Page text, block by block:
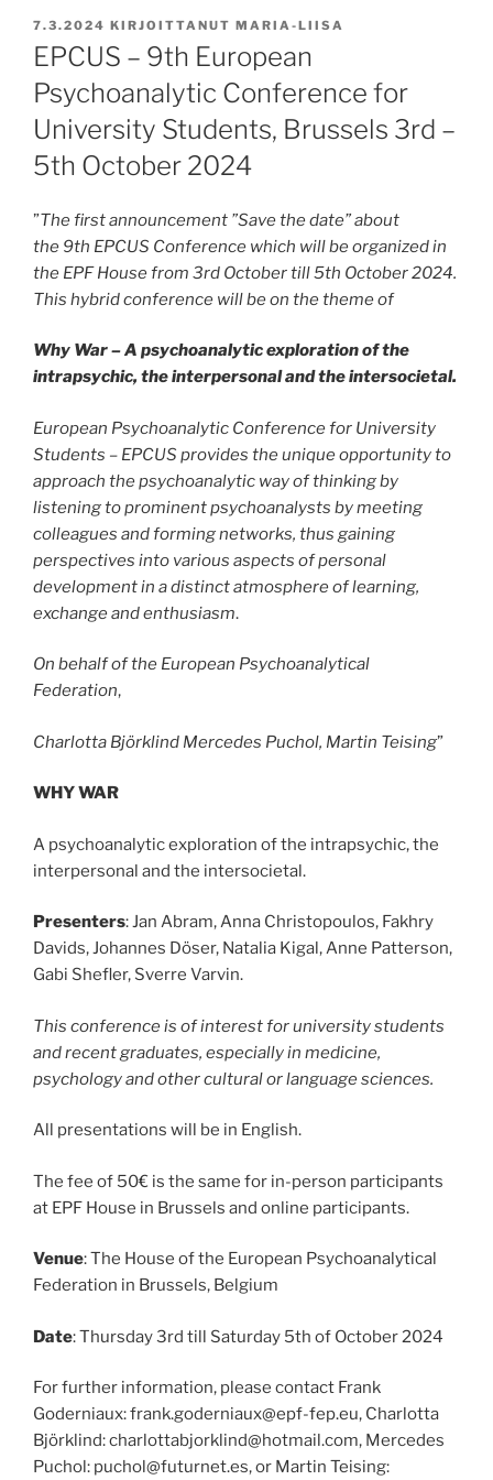
JULKAISTU
7.3.2024 KIRJOITTANUT MARIA-LIISA
EPCUS – 9th European
Psychoanalytic Conference for
University Students, Brussels 3rd –
5th October 2024
”The first announcement ”Save the date” about
the 9th EPCUS Conference which will be organized in
the EPF House from 3rd October till 5th October 2024.
This hybrid conference will be on the theme of
Why War – A psychoanalytic exploration of the
intrapsychic, the interpersonal and the intersocietal.
European Psychoanalytic Conference for University
Students – EPCUS provides the unique opportunity to
approach the psychoanalytic way of thinking by
listening to prominent psychoanalysts by meeting
colleagues and forming networks, thus gaining
perspectives into various aspects of personal
development in a distinct atmosphere of learning,
exchange and enthusiasm.
On behalf of the European Psychoanalytical
Federation,
Charlotta Björklind Mercedes Puchol, Martin Teising”
WHY WAR
A psychoanalytic exploration of the intrapsychic, the
interpersonal and the intersocietal.
Presenters: Jan Abram, Anna Christopoulos, Fakhry
Davids, Johannes Döser, Natalia Kigal, Anne Patterson,
Gabi Shefler, Sverre Varvin.
This conference is of interest for university students
and recent graduates, especially in medicine,
psychology and other cultural or language sciences.
All presentations will be in English.
The fee of 50€ is the same for in-person participants
at EPF House in Brussels and online participants.
Venue: The House of the European Psychoanalytical
Federation in Brussels, Belgium
Date: Thursday 3rd till Saturday 5th of October 2024
For further information, please contact Frank
Goderniaux: frank.goderniaux@epf-fep.eu, Charlotta
Björklind: charlottabjorklind@hotmail.com, Mercedes
Puchol: puchol@futurnet.es, or Martin Teising: